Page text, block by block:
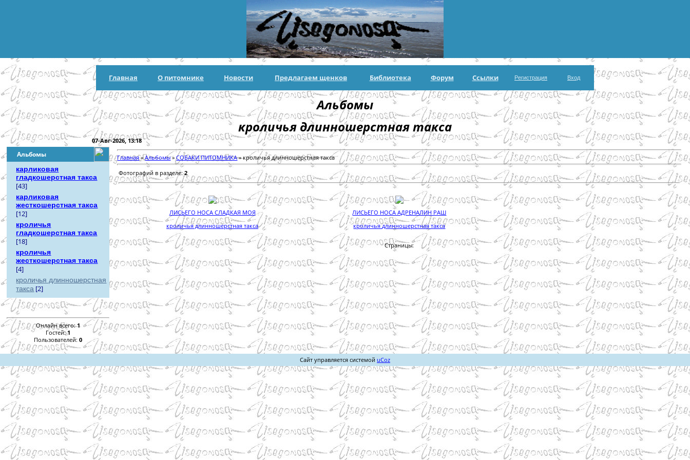
Главная О питомнике Новости Предлагаем щенков Библиотека Форум Ссылки Регистрация Вход
Альбомы
кроличья длинношерстная такса
07-Авг-2026, 13:18
Альбомы
карликовая
гладкошерстная такса
[43]
карликовая
жесткошерстная такса
[12]
кроличья
гладкошерстная такса
[18]
кроличья
жесткошерстная такса
[4]
кроличья длинношерстная
такса [2]
Онлайн всего:1
Гостей:1
Пользователей:0
Главная»Альбомы»СОБАКИ ПИТОМНИКА» кроличья длинношерстная такса
Фотографий в разделе:2
ЛИСЬЕГО НОСА СЛАДКАЯ МОЯ
кроличья длинношерстная такса
ЛИСЬЕГО НОСА АДРЕНАЛИН РАШ
кроличья длинношерстная такса
Страницы:
Сайт управляется системой uCoz